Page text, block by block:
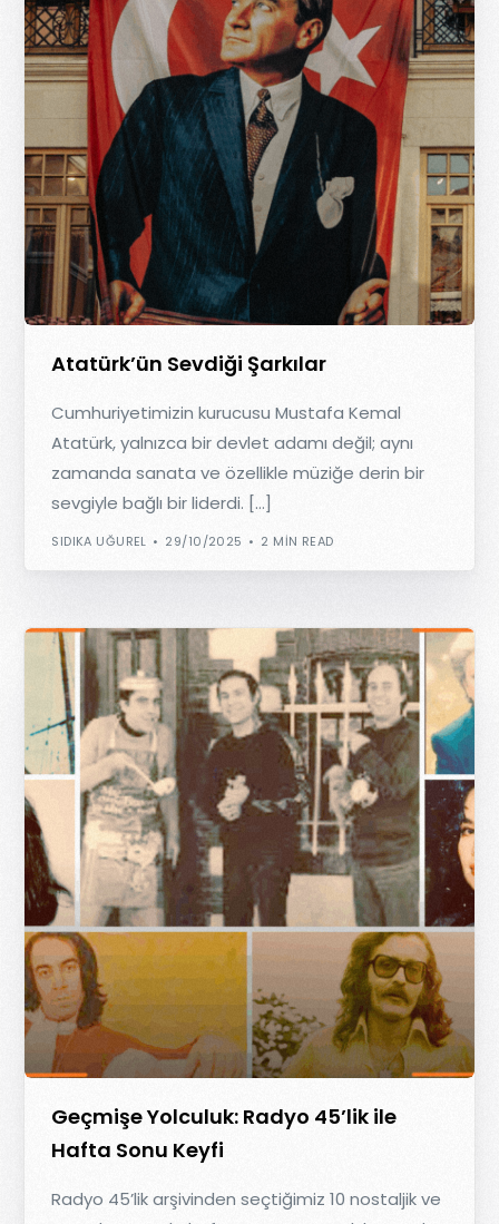
Atatürk’ün Sevdiği Şarkılar
Cumhuriyetimizin kurucusu Mustafa Kemal
Atatürk, yalnızca bir devlet adamı değil; aynı
zamanda sanata ve özellikle müziğe derin bir
sevgiyle bağlı bir liderdi. […]
SIDIKA UĞUREL 29/10/2025 2 MIN READ
Geçmişe Yolculuk: Radyo 45’lik ile
Hafta Sonu Keyfi
Radyo 45’lik arşivinden seçtiğimiz 10 nostaljik ve